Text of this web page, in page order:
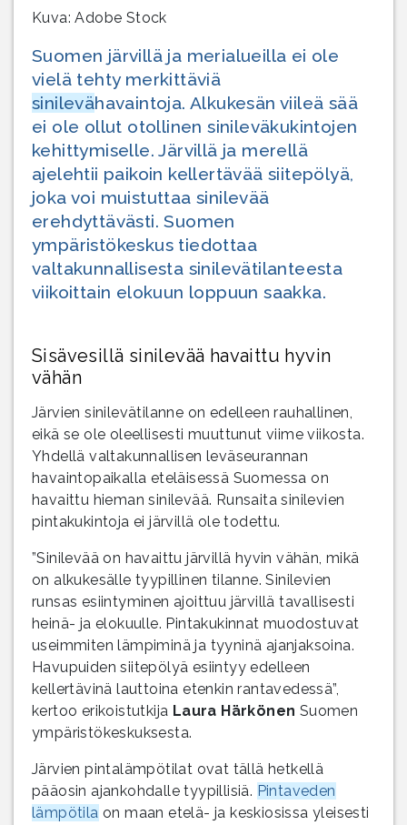
Kuva: Adobe Stock
Suomen järvillä ja merialueilla ei ole
vielä tehty merkittäviä
sinilevähavaintoja. Alkukesän viileä sää
ei ole ollut otollinen sinileväkukintojen
kehittymiselle. Järvillä ja merellä
ajelehtii paikoin kellertävää siitepölyä,
joka voi muistuttaa sinilevää
erehdyttävästi. Suomen
ympäristökeskus tiedottaa
valtakunnallisesta sinilevätilanteesta
viikoittain elokuun loppuun saakka.
Sisävesillä sinilevää havaittu hyvin
vähän
Järvien sinilevätilanne on edelleen rauhallinen,
eikä se ole oleellisesti muuttunut viime viikosta.
Yhdellä valtakunnallisen leväseurannan
havaintopaikalla eteläisessä Suomessa on
havaittu hieman sinilevää. Runsaita sinilevien
pintakukintoja ei järvillä ole todettu.
”Sinilevää on havaittu järvillä hyvin vähän, mikä
on alkukesälle tyypillinen tilanne. Sinilevien
runsas esiintyminen ajoittuu järvillä tavallisesti
heinä- ja elokuulle. Pintakukinnat muodostuvat
useimmiten lämpiminä ja tyyninä ajanjaksoina.
Havupuiden siitepölyä esiintyy edelleen
kellertävinä lauttoina etenkin rantavedessä”,
kertoo erikoistutkija Laura Härkönen Suomen
ympäristökeskuksesta.
Järvien pintalämpötilat ovat tällä hetkellä
pääosin ajankohdalle tyypillisiä. Pintaveden
lämpötila on maan etelä- ja keskiosissa yleisesti